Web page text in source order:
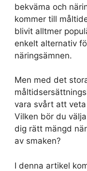
bekväma och
kommer till
blivit alltmer
enkelt alternativ
näringsämnen.
Men med det
vara svårt att
Vilken bör du
dig rätt mängd
av smaken?
I denna artikel